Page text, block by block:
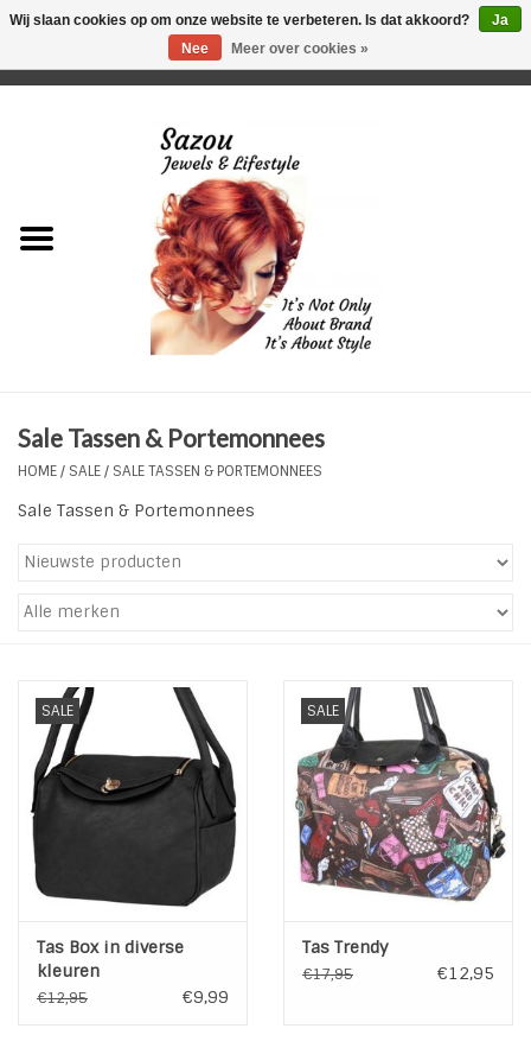
Just for Him
Plus Size Sieraden
Enkelbandjes
Zonnebrillen
Fashion
ON THE BEACH
Ohlala Jewels
Sale Tassen & Portemonnees
HOME/ SALE/ SALE TASSEN & PORTEMONNEES
Sale Tassen & Portemonnees
SALE
Tas Box in diverse
kleuren
€12,95 €9,99
SALE
Tas Trendy
€17,95 €12,95
Wij slaan cookies op om onze website te verbeteren. Is dat akkoord?
Ja
Nee
Meer over cookies »